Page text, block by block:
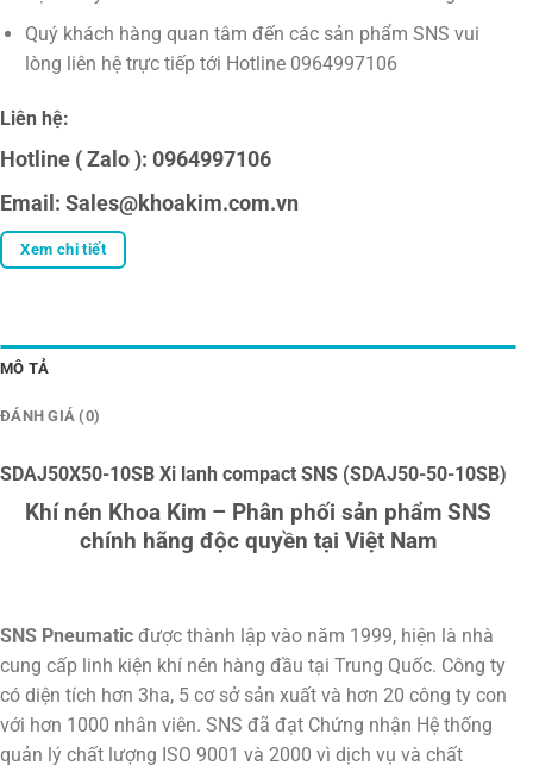
Quý khách hàng quan tâm đến các sản phẩm SNS vui
lòng liên hệ trực tiếp tới Hotline 0964997106
Liên hệ:
Hotline ( Zalo ): 0964997106
Email: Sales@khoakim.com.vn
Xem chi tiết
MÔ TẢ
ĐÁNH GIÁ (0)
SDAJ50X50-10SB Xi lanh compact SNS (SDAJ50-50-10SB)
Khí nén Khoa Kim – Phân phối sản phẩm SNS
chính hãng độc quyền tại Việt Nam
SNS Pneumatic được thành lập vào năm 1999, hiện là nhà
cung cấp linh kiện khí nén hàng đầu tại Trung Quốc. Công ty
có diện tích hơn 3ha, 5 cơ sở sản xuất và hơn 20 công ty con
với hơn 1000 nhân viên. SNS đã đạt Chứng nhận Hệ thống
quản lý chất lượng ISO 9001 và 2000 vì dịch vụ và chất